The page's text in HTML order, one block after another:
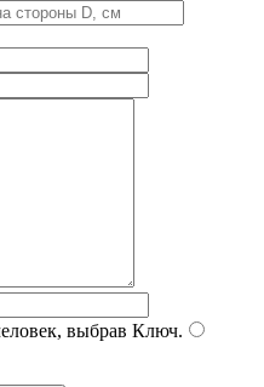
выбрав Ключ.